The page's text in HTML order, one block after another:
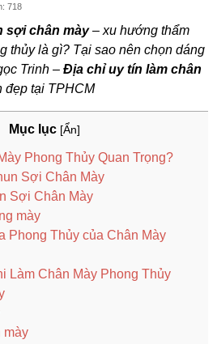
718
sợi chân mày– xu hướng thẩm
thủy là gì? Tại sao nên chọn dáng
Trinh –Địa chỉ uy tín làm chân
đẹp tại TPHCM
Mục lục [Ẩn]
Phong Thủy Quan Trọng?
Sợi Chân Mày
Sợi Chân Mày
mày
Phong Thủy của Chân Mày
Làm Chân Mày Phong Thủy
mày